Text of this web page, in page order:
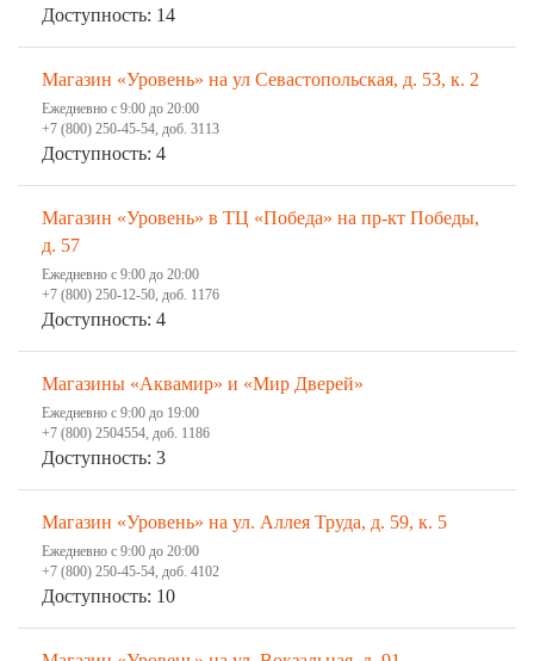
Доступность: 14
Магазин «Уровень» на ул Севастопольская, д. 53, к. 2
Ежедневно с 9:00 до 20:00
+7 (800) 250-45-54, доб. 3113
Доступность: 4
Магазин «Уровень» в ТЦ «Победа» на пр-кт Победы,
д. 57
Ежедневно с 9:00 до 20:00
+7 (800) 250-12-50, доб. 1176
Доступность: 4
Магазины «Аквамир» и «Мир Дверей»
Ежедневно с 9:00 до 19:00
+7 (800) 2504554, доб. 1186
Доступность: 3
Магазин «Уровень» на ул. Аллея Труда, д. 59, к. 5
Ежедневно с 9:00 до 20:00
+7 (800) 250-45-54, доб. 4102
Доступность: 10